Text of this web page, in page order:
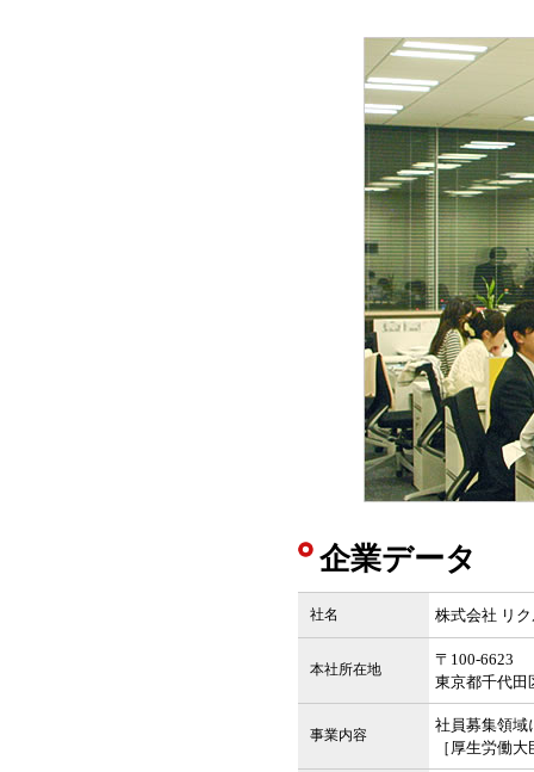
企業データ
社名 株式会社 リ
本社所在地
〒100-6623
東京都千代田
事業内容
社員募集領域
［厚生労働